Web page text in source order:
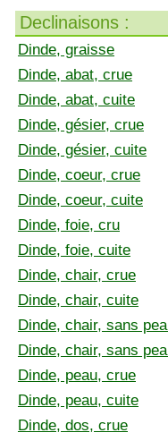
Declinaisons :
Dinde, graisse
Dinde, abat, crue
Dinde, abat, cuite
Dinde, gésier, crue
Dinde, gésier, cuite
Dinde, coeur, crue
Dinde, coeur, cuite
Dinde, foie, cru
Dinde, foie, cuite
Dinde, chair, crue
Dinde, chair, cuite
Dinde, chair, sans
Dinde, chair, sans
Dinde, peau, crue
Dinde, peau, cuite
Dinde, dos, crue